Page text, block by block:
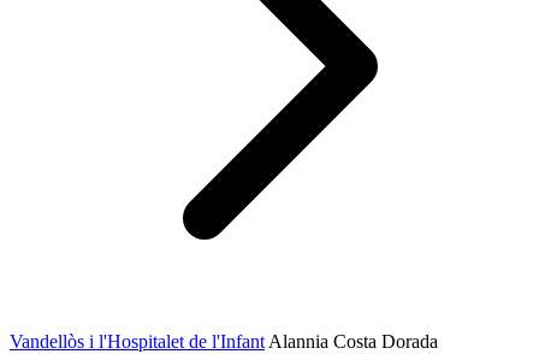
Vandellòs i l'Hospitalet de l'Infant Alannia Costa Dorada